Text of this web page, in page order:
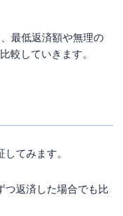
最低返済額や無理の
較していきます。
てみます。
つ返済した場合でも比